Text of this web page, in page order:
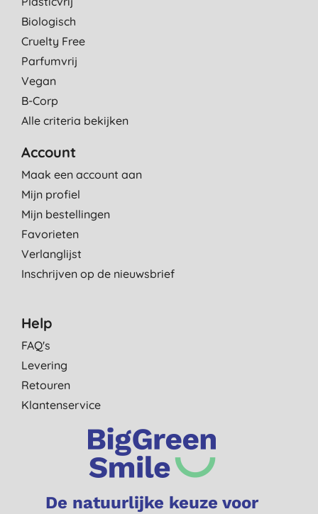
Biologisch
Cruelty Free
Parfumvrij
Vegan
B-Corp
Alle criteria bekijken
Account
Maak een account aan
Mijn profiel
Mijn bestellingen
Favorieten
Verlanglijst
Inschrijven op de nieuwsbrief
Help
FAQ's
Levering
Retouren
Klantenservice
De natuurlijke keuze voor